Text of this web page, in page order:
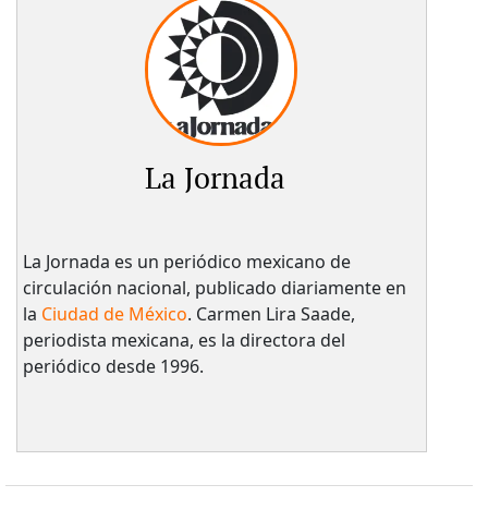
La Jornada
La Jornada es un periódico mexicano de
circulación nacional, publicado diariamente en
la Ciudad de México. Carmen Lira Saade,
periodista mexicana, es la directora del
periódico desde 1996.